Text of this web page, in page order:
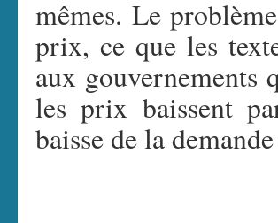
mêmes. Le
prix, ce que les
aux gouvernements
les prix baissent
baisse de la